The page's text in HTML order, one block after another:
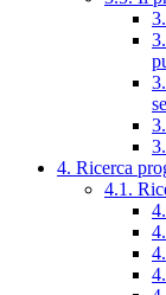
4. Ricerca
4.1.